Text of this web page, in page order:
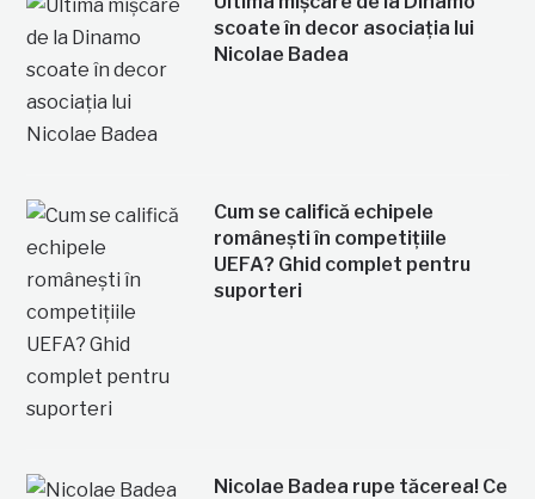
scoate în decor asociația lui
Nicolae Badea
Cum se califică echipele
românești în competițiile
UEFA? Ghid complet pentru
suporteri
Nicolae Badea rupe tăcerea! Ce